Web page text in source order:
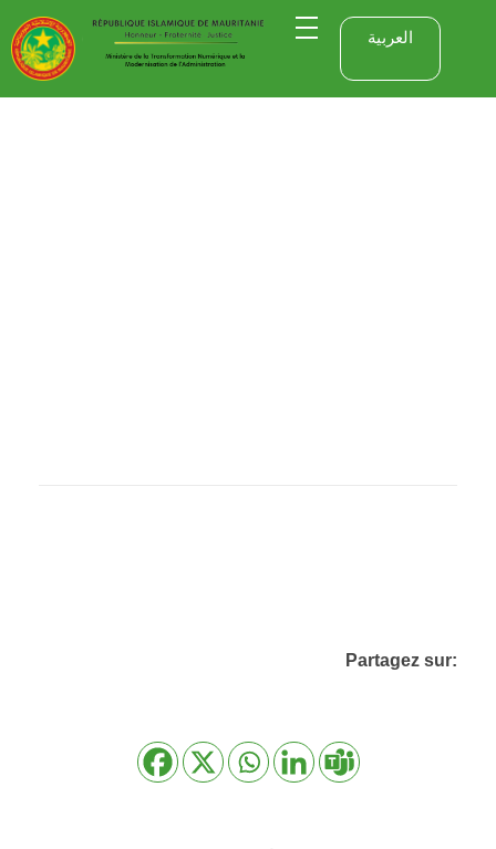
العربية
Partagez sur: